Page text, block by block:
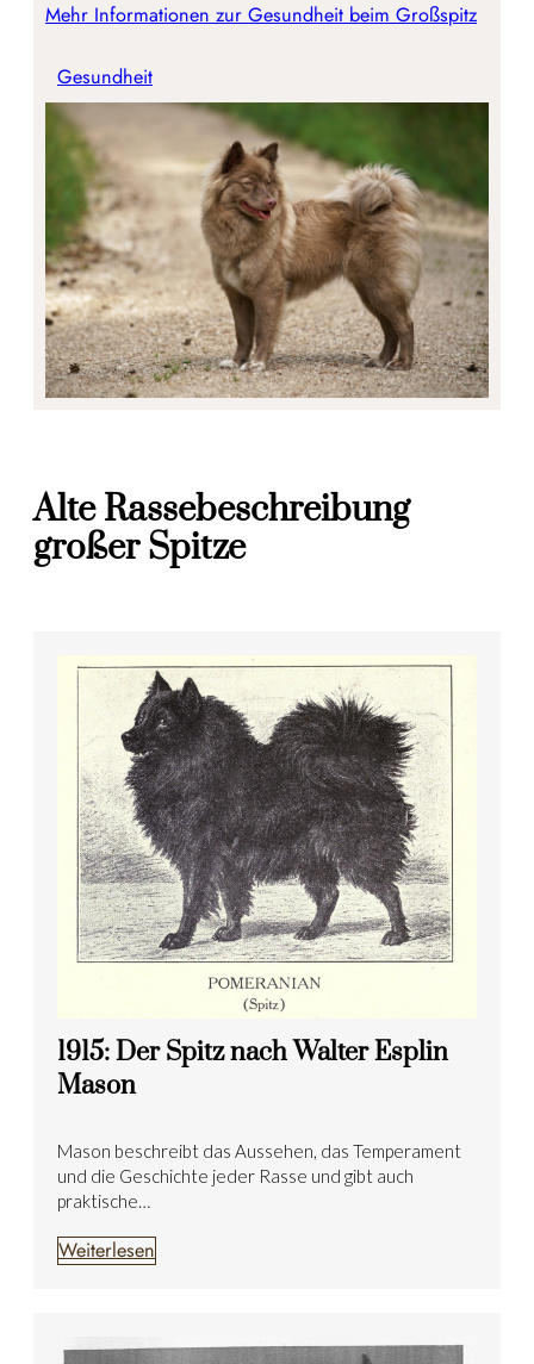
Mehr Informationen zur Gesundheit beim Großspitz
Gesundheit
Alte Rassebeschreibung
großer Spitze
1915: Der Spitz nach Walter Esplin
Mason
Mason beschreibt das Aussehen, das Temperament
und die Geschichte jeder Rasse und gibt auch
praktische…
Weiterlesen